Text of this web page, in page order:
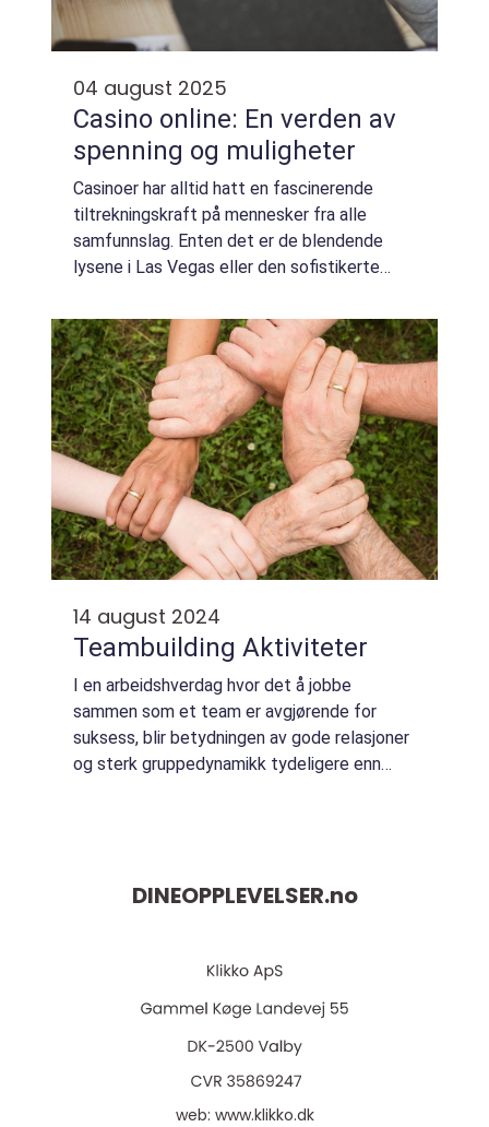
04 august 2025
Casino online: En verden av
spenning og muligheter
Casinoer har alltid hatt en fascinerende
tiltrekningskraft på mennesker fra alle
samfunnslag. Enten det er de blendende
lysene i Las Vegas eller den sofistikerte
egen evne til å kombinere sp...
14 august 2024
Teambuilding Aktiviteter
I en arbeidshverdag hvor det å jobbe
sammen som et team er avgjørende for
suksess, blir betydningen av gode relasjoner
og sterk gruppedynamikk tydeligere enn
DINEOPPLEVELSER.no
web: www.klikko.dk